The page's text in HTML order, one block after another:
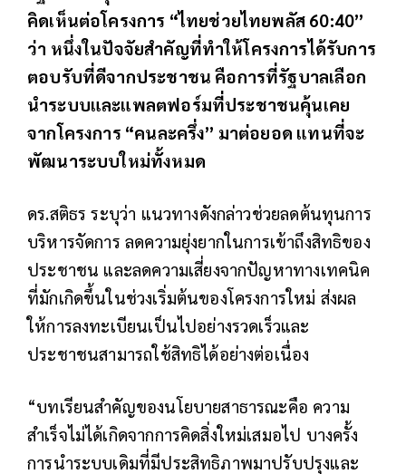
คิดเห็นต่อโครงการ “ไทยช่วยไทยพลัส 60:40”
ว่า หนึ่งในปัจจัยสำคัญที่ทำให้โครงการได้รับการ
ตอบรับที่ดีจากประชาชน คือการที่รัฐบาลเลือก
นำระบบและแพลตฟอร์มที่ประชาชนคุ้นเคย
จากโครงการ “คนละครึ่ง” มาต่อยอด แทนที่จะ
พัฒนาระบบใหม่ทั้งหมด
ดร.สติธร ระบุว่า แนวทางดังกล่าวช่วยลดต้นทุนการ
บริหารจัดการ ลดความยุ่งยากในการเข้าถึงสิทธิของ
ประชาชน และลดความเสี่ยงจากปัญหาทางเทคนิค
ที่มักเกิดขึ้นในช่วงเริ่มต้นของโครงการใหม่ ส่งผล
ให้การลงทะเบียนเป็นไปอย่างรวดเร็วและ
ประชาชนสามารถใช้สิทธิได้อย่างต่อเนื่อง
“บทเรียนสำคัญของนโยบายสาธารณะคือ ความ
สำเร็จไม่ได้เกิดจากการคิดสิ่งใหม่เสมอไป บางครั้ง
การนำระบบเดิมที่มีประสิทธิภาพมาปรับปรุงและ